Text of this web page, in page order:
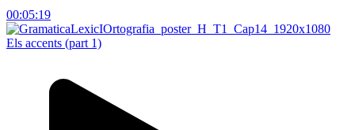
00:05:19
Els accents (part 1)